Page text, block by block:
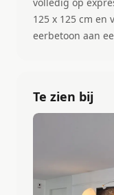
125 x 125 cm en
eerbetoon aan
Te zien bij